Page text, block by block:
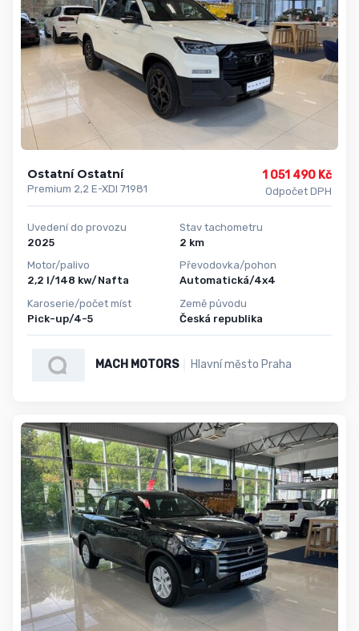
Ostatní Ostatní
Premium 2,2 E-XDI 71981
1 051 490 Kč
Odpočet DPH
Uvedení do provozu
2025
Motor/palivo
2,2 l/148 kw/Nafta
Karoserie/počet míst
Pick-up/4-5
Stav tachometru
2 km
Převodovka/pohon
Automatická/4x4
Země původu
Česká republika
MACH MOTORS Hlavní město Praha